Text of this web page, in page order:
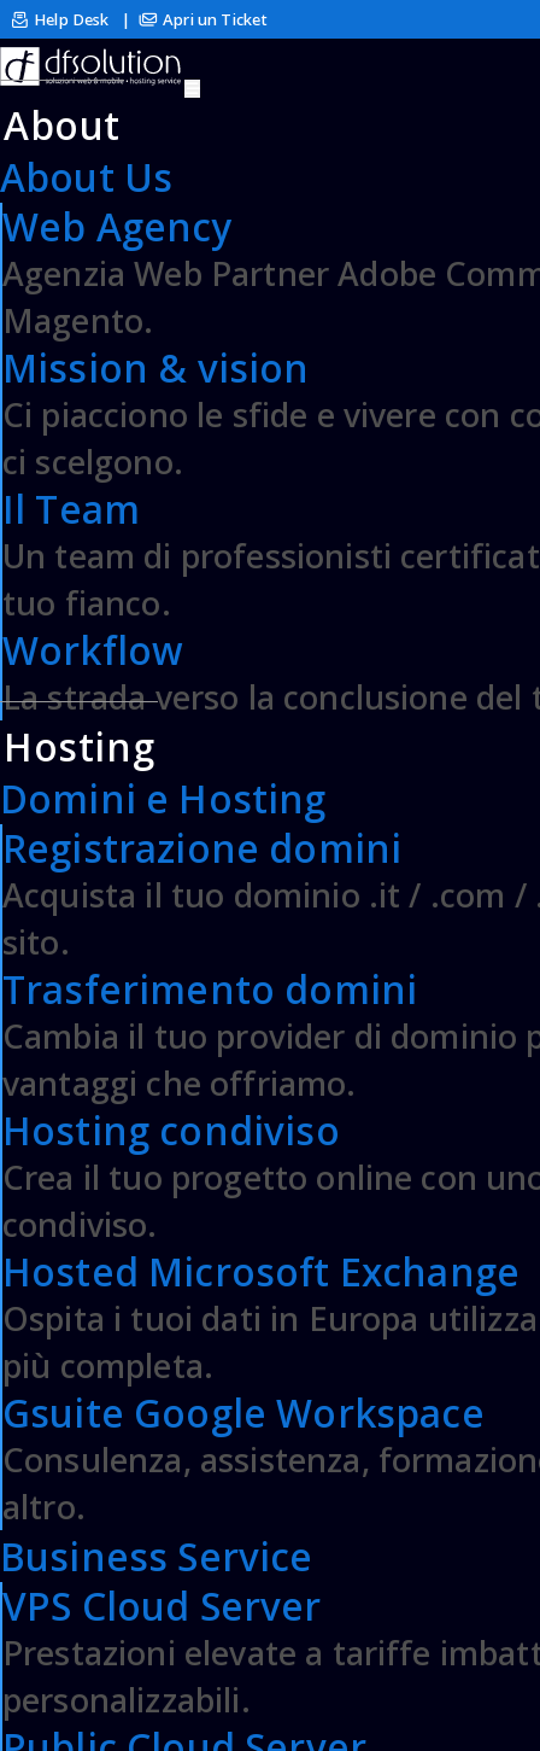
Help Desk | Apri un Ticket
About
About Us
Web Agency
Agenzia Web Partner Adobe
Magento.
Mission & vision
Ci piacciono le sfide e vivere con
ci scelgono.
Il Team
Un team di professionisti
tuo fianco.
Workflow
La strada verso la conclusione
Hosting
Domini e Hosting
Registrazione domini
Acquista il tuo dominio .it / .com
sito.
Trasferimento domini
Cambia il tuo provider di
vantaggi che offriamo.
Hosting condiviso
Crea il tuo progetto online con
condiviso.
Hosted Microsoft Exchange
Ospita i tuoi dati in Europa
più completa.
Gsuite Google Workspace
Consulenza, assistenza,
altro.
Business Service
VPS Cloud Server
Prestazioni elevate a tariffe
personalizzabili.
Archivio Domande
Trasferisci un
Vuoi trasferire il tuo dominio
il tuo dominio per iniziare.
www.
Come possiamo
WIKI & INFO
Wiki & Guide
Contattaci
I nostri Clienti
Parlaci del tuo
business
Preventivo